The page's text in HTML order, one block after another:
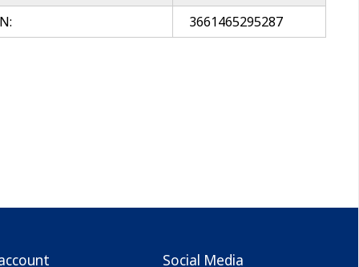
3661465295287
Social Media